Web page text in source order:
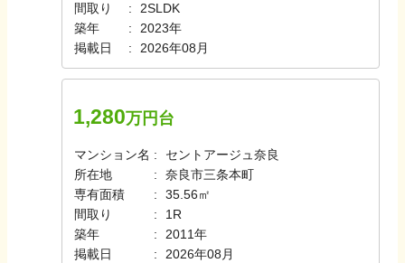
間取り
2SLDK
築年
2023年
掲載日
2026年08月
1,280万円台
マンション名
セントアージュ奈良
所在地
奈良市三条本町
専有面積
35.56㎡
間取り
1R
築年
2011年
掲載日
2026年08月